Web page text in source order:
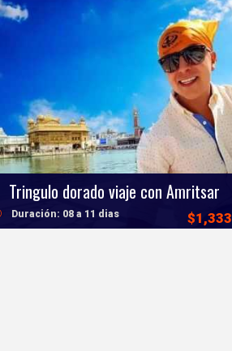
Tringulo dorado viaje con Amritsar
$1,333
Duración: 08 a 11 dias